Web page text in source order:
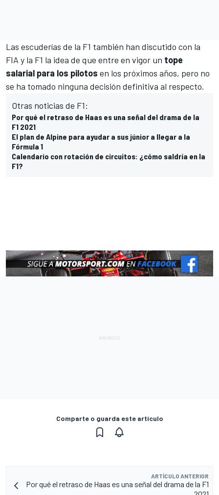
Las escuderías de la F1 también han discutido con la
FIA y la F1 la idea de que entre en vigor un tope
salarial para los pilotos en los próximos años, pero no
se ha tomado ninguna decisión definitiva al respecto.
Otras noticias de F1:
Por qué el retraso de Haas es una señal del drama de la
F1 2021
El plan de Alpine para ayudar a sus júnior a llegar a la
Fórmula 1
Calendario con rotación de circuitos: ¿cómo saldría en la
F1?
Comparte o guarda este artículo
ARTÍCULO ANTERIOR
Por qué el retraso de Haas es una señal del drama de la F1